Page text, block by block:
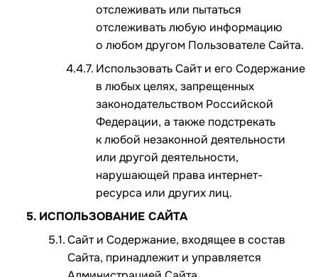
отслеживать или пытаться
отслеживать любую информацию
о любом другом Пользователе Сайта.
Использовать Сайт и его Содержание
в любых целях, запрещенных
законодательством Российской
Федерации, а также подстрекать
к любой незаконной деятельности
или другой деятельности,
нарушающей права интернет-
ресурса или других лиц.
ИСПОЛЬЗОВАНИЕ САЙТА
Сайт и Содержание, входящее в состав
Сайта, принадлежит и управляется